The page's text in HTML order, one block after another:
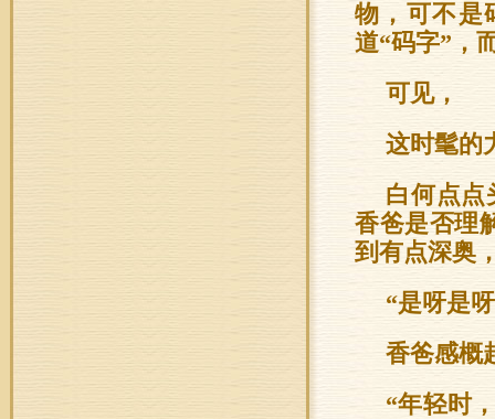
物，可不是
道“码字”，
可见，
这时髦的
白何点点
香爸是否理
到有点深奥
“是呀是
香爸感概
“年轻时